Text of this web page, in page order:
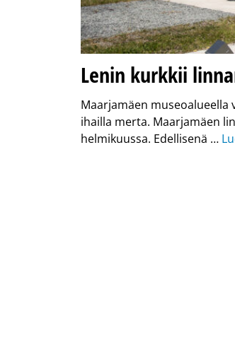
Lenin kurkkii
Maarjamäen
ihailla merta. Maarjamäen
helmikuussa. Edellisenä …